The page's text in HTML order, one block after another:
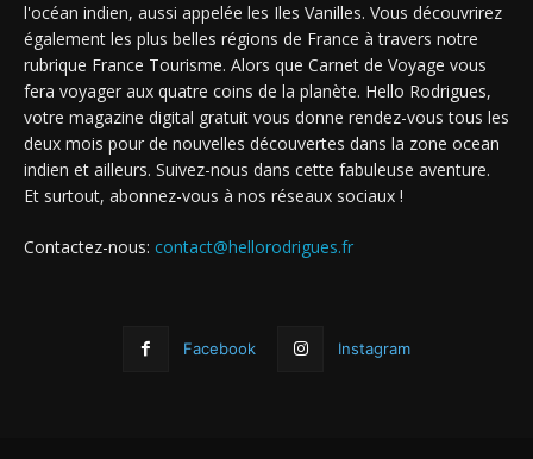
l'océan indien, aussi appelée les Iles Vanilles. Vous découvrirez
également les plus belles régions de France à travers notre
rubrique France Tourisme. Alors que Carnet de Voyage vous
fera voyager aux quatre coins de la planète. Hello Rodrigues,
votre magazine digital gratuit vous donne rendez-vous tous les
deux mois pour de nouvelles découvertes dans la zone ocean
indien et ailleurs. Suivez-nous dans cette fabuleuse aventure.
Et surtout, abonnez-vous à nos réseaux sociaux !
Contactez-nous: contact@hellorodrigues.fr
Facebook Instagram